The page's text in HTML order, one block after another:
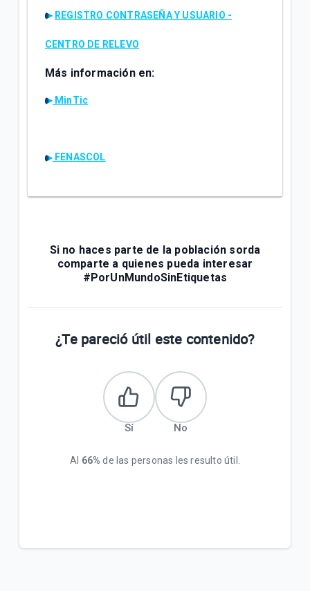
REGISTRO CONTRASEÑA Y USUARIO -
CENTRO DE RELEVO
Más información en:
MinTic
FENASCOL
Si no haces parte de la población sorda
comparte a quienes pueda interesar
#PorUnMundoSinEtiquetas
¿Te pareció útil este contenido?
Sí No
Al 66% de las personas les resulto útil.